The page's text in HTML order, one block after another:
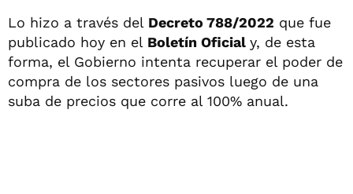
Lo hizo a través del Decreto 788/2022 que fue
publicado hoy en el Boletín Oficial y, de esta
forma, el Gobierno intenta recuperar el poder de
compra de los sectores pasivos luego de una
suba de precios que corre al 100% anual.